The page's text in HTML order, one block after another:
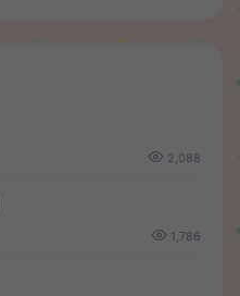
2,088
1,786